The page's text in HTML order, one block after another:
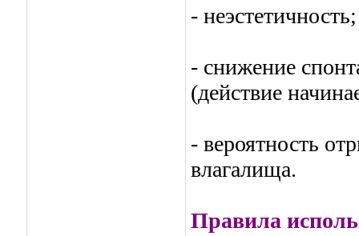
- неэстетичность;
- снижение
(действие
- вероятность
влагалища.
Правила